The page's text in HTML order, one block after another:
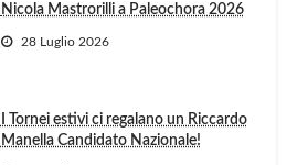
Nicola Mastrorilli a Paleochora 2026
28 Luglio 2026
I Tornei estivi ci regalano un Riccardo
Manella Candidato Nazionale!